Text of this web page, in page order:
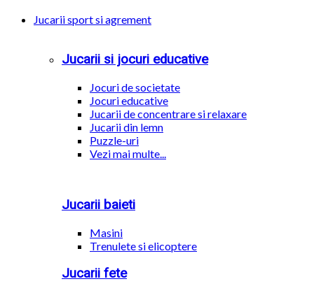
Jucarii sport si agrement
Jucarii si jocuri educative
Jocuri de societate
Jocuri educative
Jucarii de concentrare si relaxare
Jucarii din lemn
Puzzle-uri
Vezi mai multe...
Jucarii baieti
Masini
Trenulete si elicoptere
Jucarii fete